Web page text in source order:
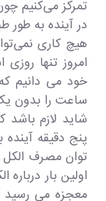
تمرکز می‌کنیم
در آینده به طور
هیچ کاری
امروز تنها
ساعت را بدون
شاید لازم
پنج دقیقه آینده
توان مصرف الکل
اولین بار
معجزه می رسید